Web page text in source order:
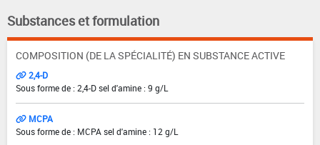
Substances et formulation
COMPOSITION (DE LA SPÉCIALITÉ) EN SUBSTANCE ACTIVE
2,4-D
Sous forme de : 2,4-D sel d'amine : 9 g/L
MCPA
Sous forme de : MCPA sel d'amine : 12 g/L